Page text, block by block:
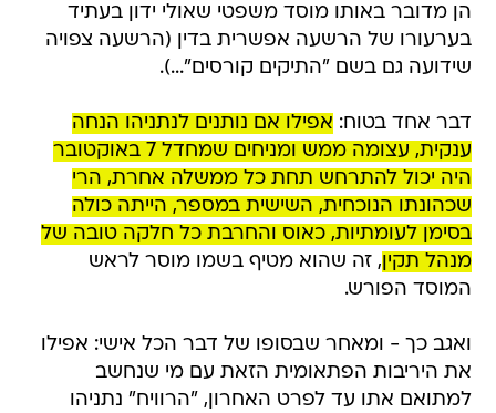
הן מדובר באותו מוסד משפטי שאולי ידון בעתיד
בערעורו של הרשעה אפשרית בדין (הרשעה צפויה
שידועה גם בשם "התיקים קורסים"...).
דבר אחד בטוח: אפילו אם נותנים לנתניהו הנחה
ענקית, עצומה ממש ומניחים שמחדל 7 באוקטובר
היה יכול להתרחש תחת כל ממשלה אחרת, הרי
שכהונתו הנוכחית, השישית במספר, הייתה כולה
בסימן לעומתיות, כאוס והחרבת כל חלקה טובה של
מנהל תקין , זה שהוא מטיף בשמו מוסר לראש
המוסד הפורש.
ואגב כך - ומאחר שבסופו של דבר הכל אישי: אפילו
את היריבות הפתאומית הזאת עם מי שנחשב
למתואם אתו עד לפרט האחרון, "הרוויח" נתניהו